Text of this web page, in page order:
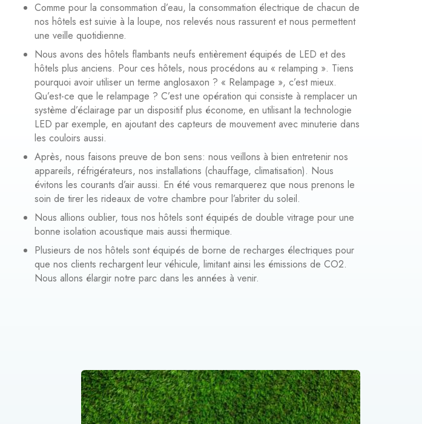
Comme pour la consommation d’eau, la consommation électrique de chacun de
nos hôtels est suivie à la loupe, nos relevés nous rassurent et nous permettent
une veille quotidienne.
Nous avons des hôtels flambants neufs entièrement équipés de LED et des
hôtels plus anciens. Pour ces hôtels, nous procédons au « relamping ». Tiens
pourquoi avoir utiliser un terme anglosaxon ? « Relampage », c’est mieux.
Qu’est-ce que le relampage ? C’est une opération qui consiste à remplacer un
système d’éclairage par un dispositif plus économe, en utilisant la technologie
LED par exemple, en ajoutant des capteurs de mouvement avec minuterie dans
les couloirs aussi.
Après, nous faisons preuve de bon sens: nous veillons à bien entretenir nos
appareils, réfrigérateurs, nos installations (chauffage, climatisation). Nous
évitons les courants d’air aussi. En été vous remarquerez que nous prenons le
soin de tirer les rideaux de votre chambre pour l’abriter du soleil.
Nous allions oublier, tous nos hôtels sont équipés de double vitrage pour une
bonne isolation acoustique mais aussi thermique.
Plusieurs de nos hôtels sont équipés de borne de recharges électriques pour
que nos clients rechargent leur véhicule, limitant ainsi les émissions de CO2.
Nous allons élargir notre parc dans les années à venir.